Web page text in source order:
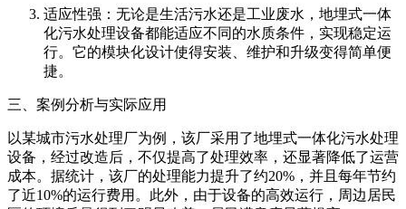
适应性强：无论是生活污水还是工业废水，地埋式一体
化污水处理设备都能适应不同的水质条件，实现稳定运
行。它的模块化设计使得安装、维护和升级变得简单便
捷。
三、案例分析与实际应用
以某城市污水处理厂为例，该厂采用了地埋式一体化污水处理
设备，经过改造后，不仅提高了处理效率，还显著降低了运营
成本。据统计，该厂的处理能力提升了约20%，并且每年节约
了近10%的运行费用。此外，由于设备的高效运行，周边居民